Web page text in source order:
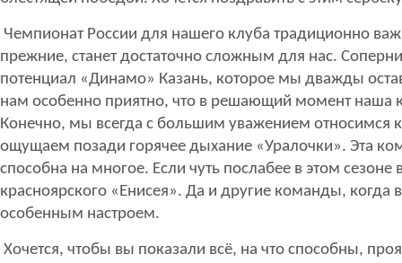
Чемпионат России для нашего клуба традиционно
прежние, станет достаточно сложным для нас.
потенциал «Динамо» Казань, которое мы дважды
нам особенно приятно, что в решающий момент наша
Конечно, мы всегда с большим уважением относимся
ощущаем позади горячее дыхание «Уралочки». Эта
способна на многое. Если чуть послабее в этом
красноярского «Енисея». Да и другие команды, когда
особенным настроем.
Хочется, чтобы вы показали всё, на что способны,